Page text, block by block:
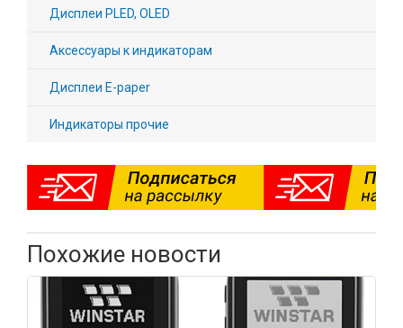
Дисплеи PLED, OLED
Аксессуары к индикаторам
Дисплеи E-paper
Индикаторы прочие
Похожие новости